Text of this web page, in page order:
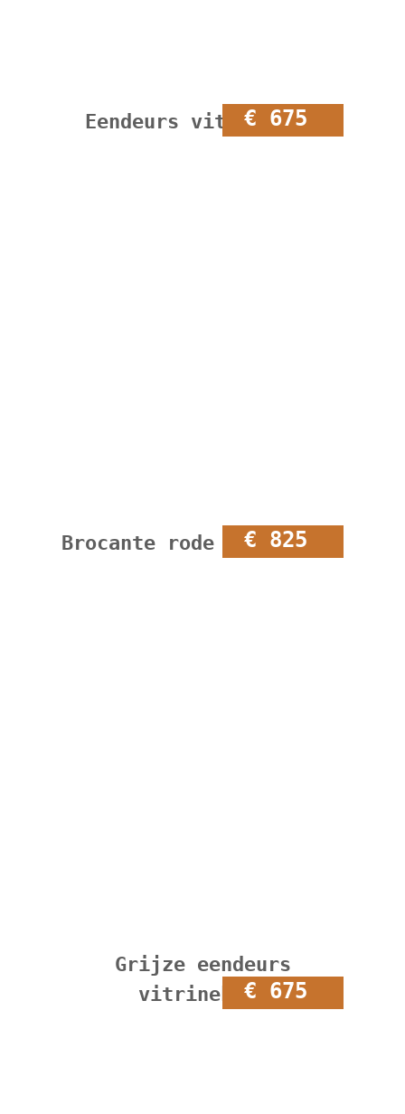
Eendeurs vitrinekast
€ 675
Brocante rode linnenkast
€ 825
Grijze eendeurs
vitrinekast€ 675